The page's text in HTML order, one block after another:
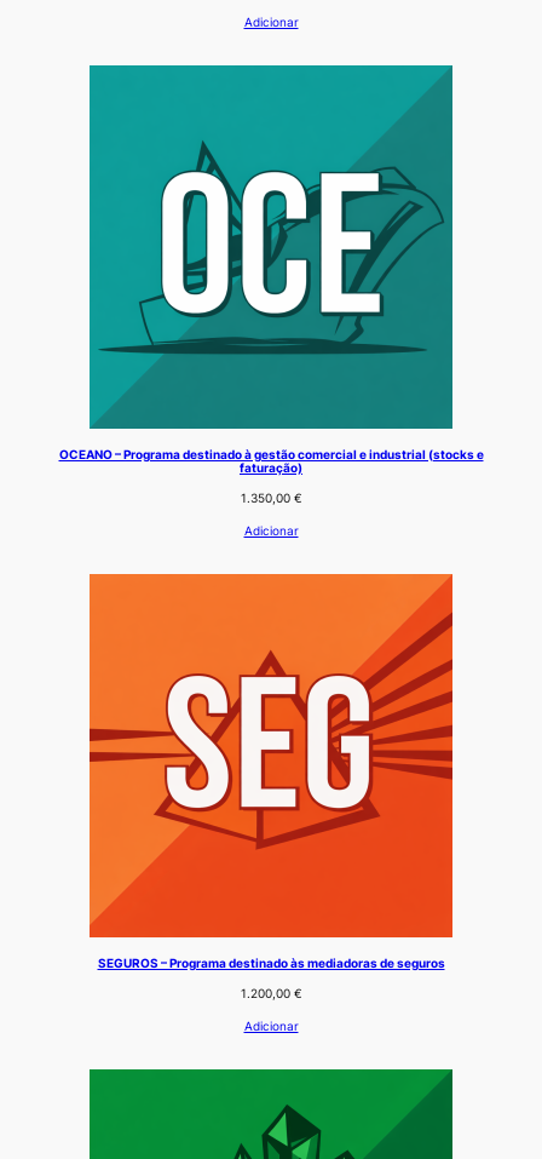
Adicionar
OCEANO – Programa destinado à gestão comercial e industrial (stocks e
faturação)
1.350,00 €
Adicionar
SEGUROS – Programa destinado às mediadoras de seguros
1.200,00 €
Adicionar